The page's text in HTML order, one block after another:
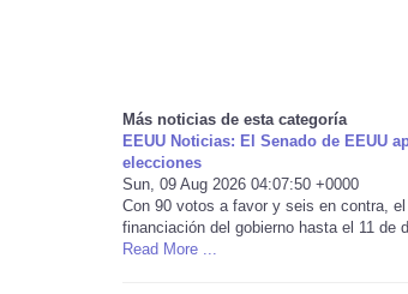
Más noticias de esta categoría
EEUU Noticias: El Senado de EEUU
elecciones
Sun, 09 Aug 2026 04:07:50 +0000
Con 90 votos a favor y seis en contra,
financiación del gobierno hasta el 11 de
Read More ...